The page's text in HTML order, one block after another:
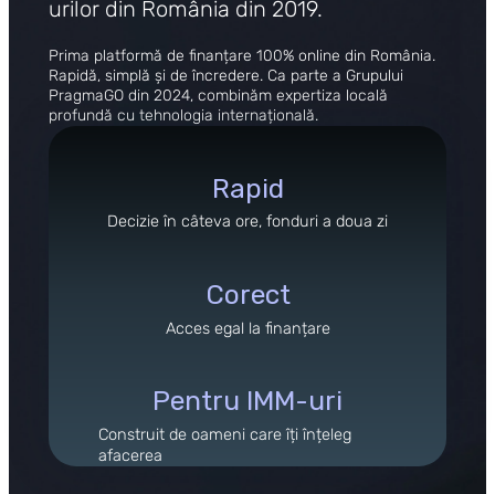
urilor din România din 2019.
Prima platformă de finanțare 100% online din România.
Rapidă, simplă și de încredere. Ca parte a Grupului
PragmaGO din 2024, combinăm expertiza locală
profundă cu tehnologia internațională.
Rapid
Decizie în câteva ore, fonduri a doua zi
Corect
Acces egal la finanțare
Pentru IMM-uri
Construit de oameni care îți înțeleg
afacerea